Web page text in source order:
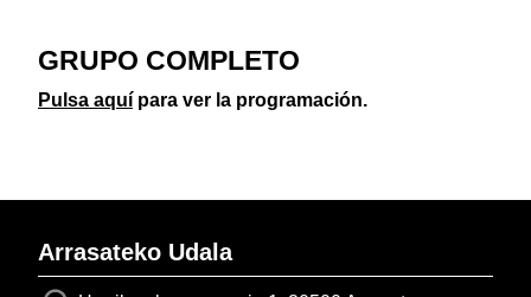
GRUPO COMPLETO
Pulsa aquí para ver la programación.
Arrasateko Udala